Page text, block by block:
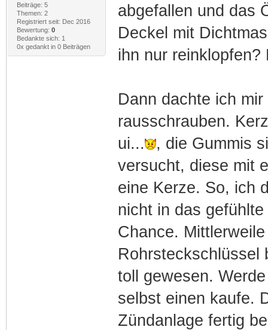
Beiträge: 5
Themen: 2
Registriert seit: Dec 2016
Bewertung: 0
Bedankte sich: 1
0x gedankt in 0 Beiträgen
abgefallen und das
Deckel mit
ihn nur
Dann dachte ich
rausschrauben.
ui...
, die Gummis
versucht, diese mit
eine Kerze. So, ich
nicht in das
Chance.
Rohrsteckschlüssel
toll gewesen.
selbst einen kaufe.
Zündanlage fertig